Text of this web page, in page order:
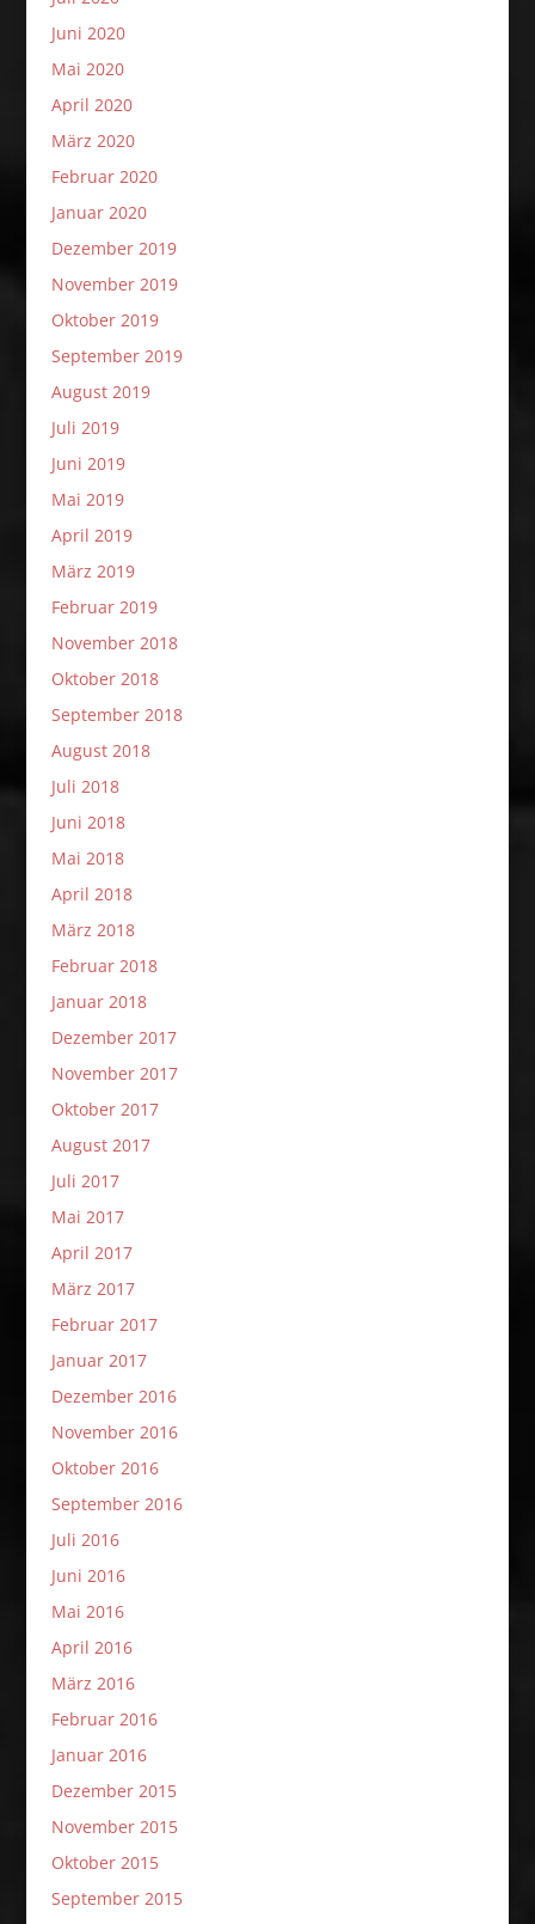
Juni 2020
Mai 2020
April 2020
März 2020
Februar 2020
Januar 2020
Dezember 2019
November 2019
Oktober 2019
September 2019
August 2019
Juli 2019
Juni 2019
Mai 2019
April 2019
März 2019
Februar 2019
November 2018
Oktober 2018
September 2018
August 2018
Juli 2018
Juni 2018
Mai 2018
April 2018
März 2018
Februar 2018
Januar 2018
Dezember 2017
November 2017
Oktober 2017
August 2017
Juli 2017
Mai 2017
April 2017
März 2017
Februar 2017
Januar 2017
Dezember 2016
November 2016
Oktober 2016
September 2016
Juli 2016
Juni 2016
Mai 2016
April 2016
März 2016
Februar 2016
Januar 2016
Dezember 2015
November 2015
Oktober 2015
September 2015